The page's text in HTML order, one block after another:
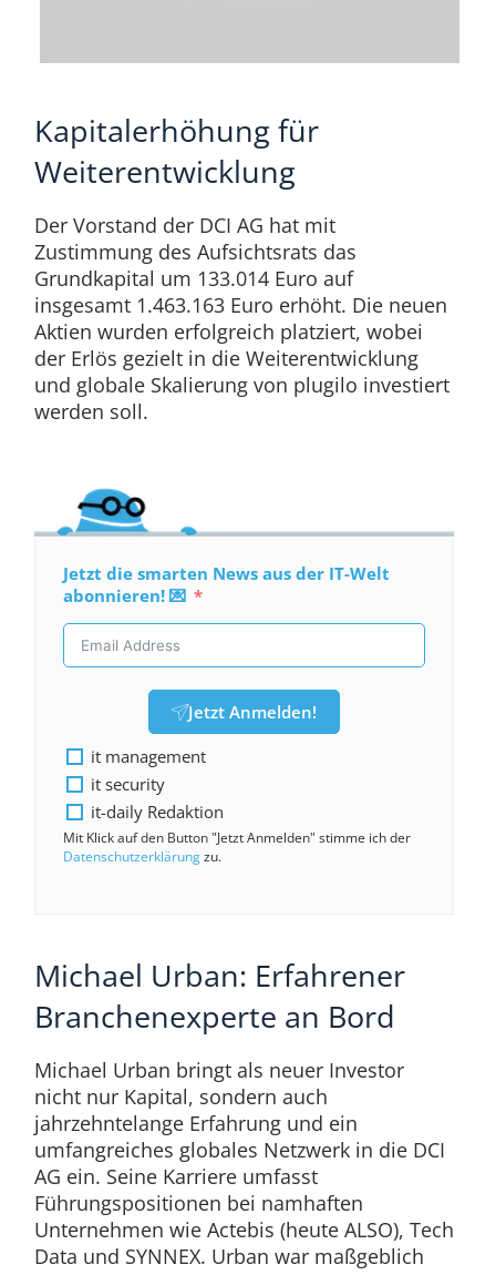
Kapitalerhöhung für
Weiterentwicklung
Der Vorstand der DCI AG hat mit
Zustimmung des Aufsichtsrats das
Grundkapital um 133.014 Euro auf
insgesamt 1.463.163 Euro erhöht. Die neuen
Aktien wurden erfolgreich platziert, wobei
der Erlös gezielt in die Weiterentwicklung
und globale Skalierung von plugilo investiert
werden soll.
Jetzt die smarten News aus der IT-Welt
abonnieren! 💌
Jetzt Anmelden!
it management
it security
it-daily Redaktion
Mit Klick auf den Button "Jetzt Anmelden" stimme ich der
Datenschutzerklärungzu.
Michael Urban: Erfahrener
Branchenexperte an Bord
Michael Urban bringt als neuer Investor
nicht nur Kapital, sondern auch
jahrzehntelange Erfahrung und ein
umfangreiches globales Netzwerk in die DCI
AG ein. Seine Karriere umfasst
Führungspositionen bei namhaften
Unternehmen wie Actebis (heute ALSO), Tech
Data und SYNNEX. Urban war maßgeblich